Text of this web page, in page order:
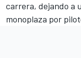
carrera, dejando a
monoplaza por